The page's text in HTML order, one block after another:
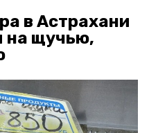
в Астрахани
на щучью,